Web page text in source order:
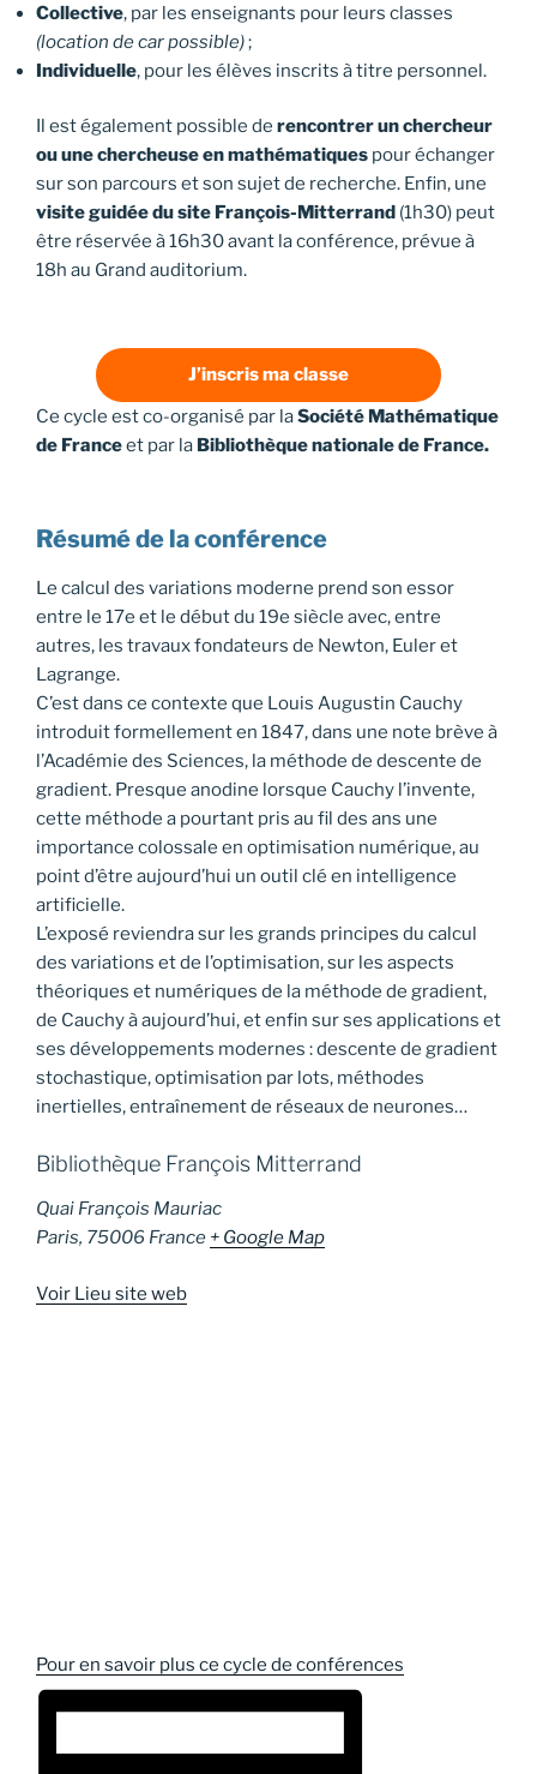
Collective, par les enseignants pour leurs classes
(location de car possible);
Individuelle, pour les élèves inscrits à titre personnel.
Il est également possible de rencontrer un chercheur
ou une chercheuse en mathématiques pour échanger
sur son parcours et son sujet de recherche. Enfin, une
visite guidée du site François-Mitterrand (1h30) peut
être réservée à 16h30 avant la conférence, prévue à
18h au Grand auditorium.
J’inscris ma classe
Ce cycle est co-organisé par laSociété Mathématique
de Franceet par la Bibliothèque nationale de France.
Résumé de la conférence
Le calcul des variations moderne prend son essor
entre le 17e et le début du 19e siècle avec, entre
autres, les travaux fondateurs de Newton, Euler et
Lagrange.
C’est dans ce contexte que Louis Augustin Cauchy
introduit formellement en 1847, dans une note brève à
l’Académie des Sciences, la méthode de descente de
gradient. Presque anodine lorsque Cauchy l’invente,
cette méthode a pourtant pris au fil des ans une
importance colossale en optimisation numérique, au
point d’être aujourd’hui un outil clé en intelligence
artificielle.
L’exposé reviendra sur les grands principes du calcul
des variations et de l’optimisation, sur les aspects
théoriques et numériques de la méthode de gradient,
de Cauchy à aujourd’hui, et enfin sur ses applications et
ses développements modernes : descente de gradient
stochastique, optimisation par lots, méthodes
inertielles, entraînement de réseaux de neurones…
Bibliothèque François Mitterrand
Quai François Mauriac
Paris, 75006 France + Google Map
Voir Lieu site web
Pour en savoir plus ce cycle de conférences